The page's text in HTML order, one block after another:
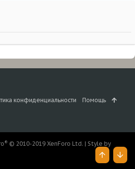
конфиденциальности Помощь
® © 2010-2019 XenForo Ltd. | Style by
Верх Низ